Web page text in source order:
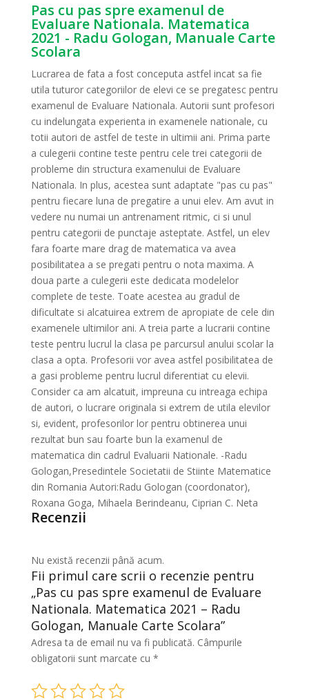
Pas cu pas spre examenul de
Evaluare Nationala. Matematica
2021 - Radu Gologan, Manuale Carte
Scolara
Lucrarea de fata a fost conceputa astfel incat sa fie
utila tuturor categoriilor de elevi ce se pregatesc pentru
examenul de Evaluare Nationala. Autorii sunt profesori
cu indelungata experienta in examenele nationale, cu
totii autori de astfel de teste in ultimii ani. Prima parte
a culegerii contine teste pentru cele trei categorii de
probleme din structura examenului de Evaluare
Nationala. In plus, acestea sunt adaptate "pas cu pas"
pentru fiecare luna de pregatire a unui elev. Am avut in
vedere nu numai un antrenament ritmic, ci si unul
pentru categorii de punctaje asteptate. Astfel, un elev
fara foarte mare drag de matematica va avea
posibilitatea a se pregati pentru o nota maxima. A
doua parte a culegerii este dedicata modelelor
complete de teste. Toate acestea au gradul de
dificultate si alcatuirea extrem de apropiate de cele din
examenele ultimilor ani. A treia parte a lucrarii contine
teste pentru lucrul la clasa pe parcursul anului scolar la
clasa a opta. Profesorii vor avea astfel posibilitatea de
a gasi probleme pentru lucrul diferentiat cu elevii.
Consider ca am alcatuit, impreuna cu intreaga echipa
de autori, o lucrare originala si extrem de utila elevilor
si, evident, profesorilor lor pentru obtinerea unui
rezultat bun sau foarte bun la examenul de
matematica din cadrul Evaluarii Nationale. -Radu
Gologan,Presedintele Societatii de Stiinte Matematice
din Romania Autori:Radu Gologan (coordonator),
Roxana Goga, Mihaela Berindeanu, Ciprian C. Neta
Recenzii
Nu există recenzii până acum.
Fii primul care scrii o recenzie pentru
„Pas cu pas spre examenul de Evaluare
Nationala. Matematica 2021 – Radu
Gologan, Manuale Carte Scolara”
Adresa ta de email nu va fi publicată. Câmpurile
obligatorii sunt marcate cu *